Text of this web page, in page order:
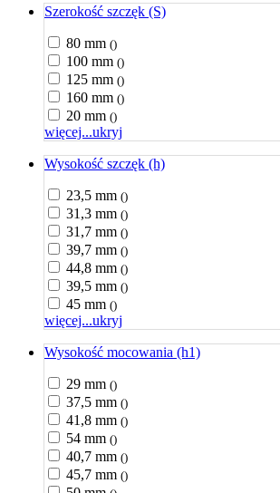
Szerokość szczęk (S)
80 mm ()
100 mm ()
125 mm ()
160 mm ()
20 mm ()
więcej...ukryj
Wysokość szczęk (h)
23,5 mm ()
31,3 mm ()
31,7 mm ()
39,7 mm ()
44,8 mm ()
39,5 mm ()
45 mm ()
więcej...ukryj
Wysokość mocowania (h1)
29 mm ()
37,5 mm ()
41,8 mm ()
54 mm ()
40,7 mm ()
45,7 mm ()